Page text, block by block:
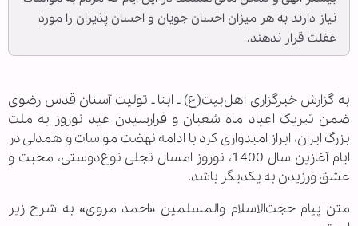
نیاز دارند به هر میزان احسان جویان و احسان پذیران را مورد
غفلت قرار ندهند.
به گزارش خبرگزاری اهل‌بیت(ع) ـ ابنا ـ تولیت آستان قدس رضوی
ضمن تبریک اعیاد ماه شعبان و فرارسیدن عید نوروز به ملت
بزرگ ایران، ابراز امیدواری کرد با ادامه نهضت مواسات و همدلی در
ایام آغازین سال 1400، نوروز امسال تجلی نوع‌دوستی، محبت و
عشق ورزیدن به یکدیگر باشد.
متن پیام حجت‌الاسلام والمسلمین «احمد مروی» به شرح زیر